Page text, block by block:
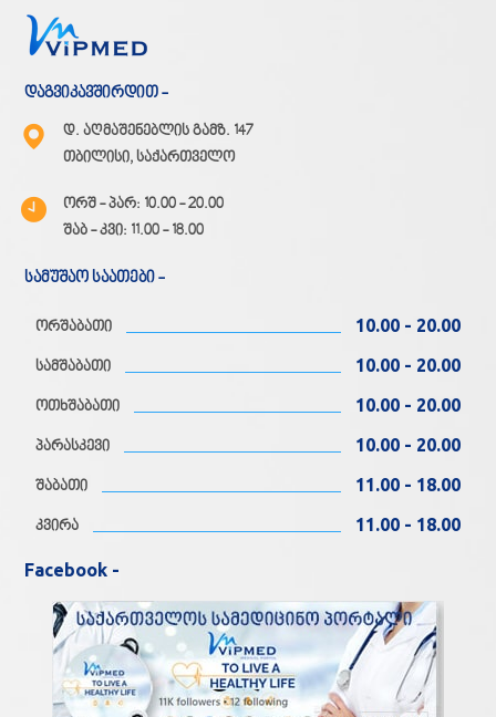
დაგვიკავშირდით -
დ. აღმაშენებლის გამზ. 147
თბილისი, საქართველო
ორშ - პარ: 10.00 - 20.00
შაბ - კვი: 11.00 - 18.00
სამუშაო საათები -
ორშაბათი 10.00 - 20.00
სამშაბათი 10.00 - 20.00
ოთხშაბათი 10.00 - 20.00
პარასკევი 10.00 - 20.00
შაბათი 11.00 - 18.00
კვირა 11.00 - 18.00
Facebook -